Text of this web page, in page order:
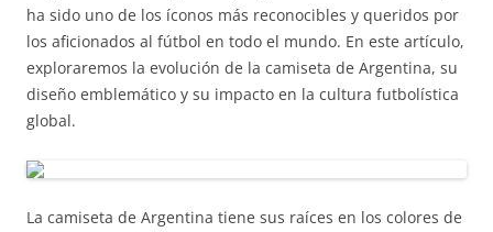
ha sido uno de los íconos más reconocibles y queridos por
los aficionados al fútbol en todo el mundo. En este artículo,
exploraremos la evolución de la camiseta de Argentina, su
diseño emblemático y su impacto en la cultura futbolística
global.
La camiseta de Argentina tiene sus raíces en los colores de